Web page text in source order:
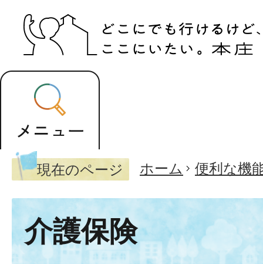
現在のページ ホーム 便利な機
介護保険